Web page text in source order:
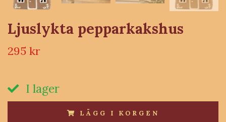
Ljuslykta pepparkakshus
295 kr
I lager
LÄGG I KORGEN